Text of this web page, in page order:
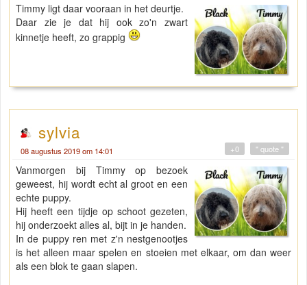
Timmy ligt daar vooraan in het deurtje.
Daar zie je dat hij ook zo'n zwart
kinnetje heeft, zo grappig
sylvia
08 augustus 2019 om 14:01 " quote "
+0
Vanmorgen bij Timmy op bezoek
geweest, hij wordt echt al groot en een
echte puppy.
Hij heeft een tijdje op schoot gezeten,
hij onderzoekt alles al, bijt in je handen.
In de puppy ren met z'n nestgenootjes
is het alleen maar spelen en stoeien met elkaar, om dan weer
als een blok te gaan slapen.